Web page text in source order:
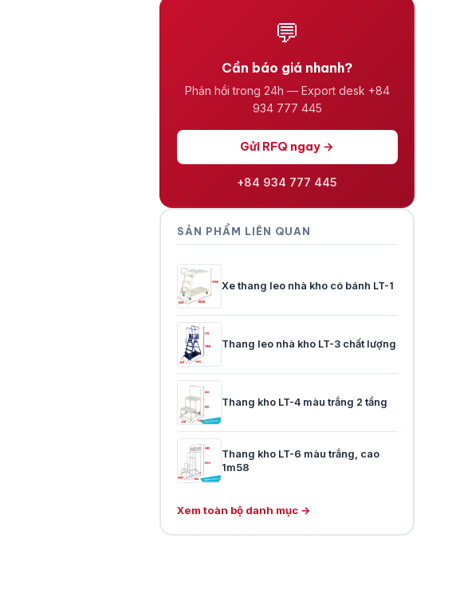
💬
Cần báo giá nhanh?
Phản hồi trong 24h — Export desk +84
934 777 445
Gửi RFQ ngay →
+84 934 777 445
SẢN PHẨM LIÊN QUAN
Xe thang leo nhà kho có bánh LT-1
Thang leo nhà kho LT-3 chất lượng
Thang kho LT-4 màu trắng 2 tầng
Thang kho LT-6 màu trắng, cao
1m58
Xem toàn bộ danh mục →